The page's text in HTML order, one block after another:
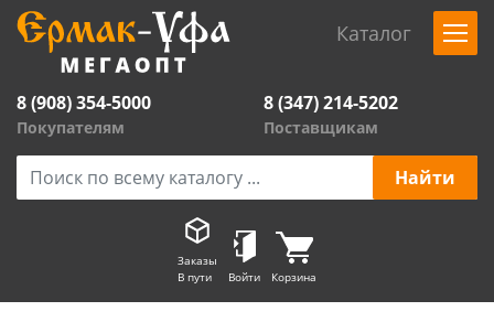
Каталог
8 (908) 354-5000
Покупателям
8 (347) 214-5202
Поставщикам
Заказы
В пути
Войти Корзина